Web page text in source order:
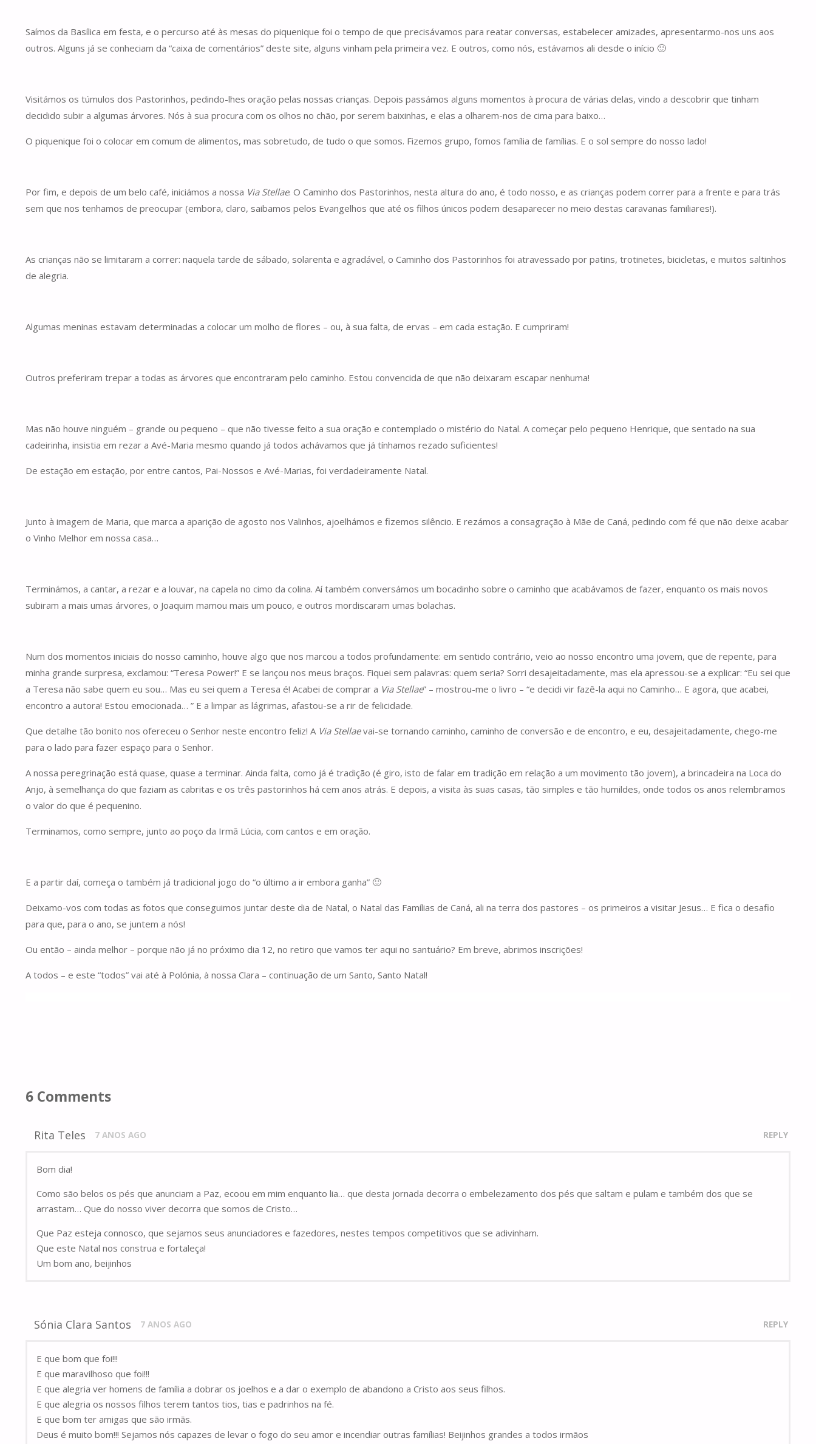
Saímos da Basílica em festa, e o percurso até às mesas do piquenique foi o tempo de que precisávamos para reatar conversas, estabelecer amizades, apresentarmo-nos uns aos
outros. Alguns já se conheciam da “caixa de comentários” deste site, alguns vinham pela primeira vez. E outros, como nós, estávamos ali desde o início 🙂
Visitámos os túmulos dos Pastorinhos, pedindo-lhes oração pelas nossas crianças. Depois passámos alguns momentos à procura de várias delas, vindo a descobrir que tinham
decidido subir a algumas árvores. Nós à sua procura com os olhos no chão, por serem baixinhas, e elas a olharem-nos de cima para baixo…
O piquenique foi o colocar em comum de alimentos, mas sobretudo, de tudo o que somos. Fizemos grupo, fomos família de famílias. E o sol sempre do nosso lado!
Por fim, e depois de um belo café, iniciámos a nossa Via Stellae. O Caminho dos Pastorinhos, nesta altura do ano, é todo nosso, e as crianças podem correr para a frente e para trás
sem que nos tenhamos de preocupar (embora, claro, saibamos pelos Evangelhos que até os filhos únicos podem desaparecer no meio destas caravanas familiares!).
As crianças não se limitaram a correr: naquela tarde de sábado, solarenta e agradável, o Caminho dos Pastorinhos foi atravessado por patins, trotinetes, bicicletas, e muitos saltinhos
de alegria.
Algumas meninas estavam determinadas a colocar um molho de flores – ou, à sua falta, de ervas – em cada estação. E cumpriram!
Outros preferiram trepar a todas as árvores que encontraram pelo caminho. Estou convencida de que não deixaram escapar nenhuma!
Mas não houve ninguém – grande ou pequeno – que não tivesse feito a sua oração e contemplado o mistério do Natal. A começar pelo pequeno Henrique, que sentado na sua
cadeirinha, insistia em rezar a Avé-Maria mesmo quando já todos achávamos que já tínhamos rezado suficientes!
De estação em estação, por entre cantos, Pai-Nossos e Avé-Marias, foi verdadeiramente Natal.
Junto à imagem de Maria, que marca a aparição de agosto nos Valinhos, ajoelhámos e fizemos silêncio. E rezámos a consagração à Mãe de Caná, pedindo com fé que não deixe acabar
o Vinho Melhor em nossa casa…
Terminámos, a cantar, a rezar e a louvar, na capela no cimo da colina. Aí também conversámos um bocadinho sobre o caminho que acabávamos de fazer, enquanto os mais novos
subiram a mais umas árvores, o Joaquim mamou mais um pouco, e outros mordiscaram umas bolachas.
Num dos momentos iniciais do nosso caminho, houve algo que nos marcou a todos profundamente: em sentido contrário, veio ao nosso encontro uma jovem, que de repente, para
minha grande surpresa, exclamou: “Teresa Power!” E se lançou nos meus braços. Fiquei sem palavras: quem seria? Sorri desajeitadamente, mas ela apressou-se a explicar: “Eu sei que
a Teresa não sabe quem eu sou… Mas eu sei quem a Teresa é! Acabei de comprar a Via Stellae” – mostrou-me o livro – “e decidi vir fazê-la aqui no Caminho… E agora, que acabei,
encontro a autora! Estou emocionada… ” E a limpar as lágrimas, afastou-se a rir de felicidade.
Que detalhe tão bonito nos ofereceu o Senhor neste encontro feliz! A Via Stellaevai-se tornando caminho, caminho de conversão e de encontro, e eu, desajeitadamente, chego-me
para o lado para fazer espaço para o Senhor.
A nossa peregrinação está quase, quase a terminar. Ainda falta, como já é tradição (é giro, isto de falar em tradição em relação a um movimento tão jovem), a brincadeira na Loca do
Anjo, à semelhança do que faziam as cabritas e os três pastorinhos há cem anos atrás. E depois, a visita às suas casas, tão simples e tão humildes, onde todos os anos relembramos
o valor do que é pequenino.
Terminamos, como sempre, junto ao poço da Irmã Lúcia, com cantos e em oração.
E a partir daí, começa o também já tradicional jogo do “o último a ir embora ganha” 🙂
Deixamo-vos com todas as fotos que conseguimos juntar deste dia de Natal, o Natal das Famílias de Caná, ali na terra dos pastores – os primeiros a visitar Jesus… E fica o desafio
para que, para o ano, se juntem a nós!
Ou então – ainda melhor – porque não já no próximo dia 12, no retiro que vamos ter aqui no santuário? Em breve, abrimos inscrições!
A todos – e este “todos” vai até à Polónia, à nossa Clara – continuação de um Santo, Santo Natal!
6 Comments
Rita Teles 7 ANOS AGO REPLY
Bom dia!
Como são belos os pés que anunciam a Paz, ecoou em mim enquanto lia… que desta jornada decorra o embelezamento dos pés que saltam e pulam e também dos que se
arrastam… Que do nosso viver decorra que somos de Cristo…
Que Paz esteja connosco, que sejamos seus anunciadores e fazedores, nestes tempos competitivos que se adivinham.
Que este Natal nos construa e fortaleça!
Um bom ano, beijinhos
Sónia Clara Santos 7 ANOS AGO REPLY
E que bom que foi!!!
E que maravilhoso que foi!!!
E que alegria ver homens de família a dobrar os joelhos e a dar o exemplo de abandono a Cristo aos seus filhos.
E que alegria os nossos filhos terem tantos tios, tias e padrinhos na fé.
E que bom ter amigas que são irmãs.
Deus é muito bom!!! Sejamos nós capazes de levar o fogo do seu amor e incendiar outras famílias! Beijinhos grandes a todos irmãos